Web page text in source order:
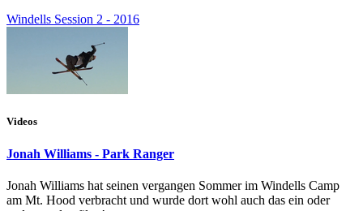
Windells Session 2 - 2016
Videos
Jonah Williams - Park Ranger
Jonah Williams hat seinen vergangen Sommer im Windells Camp
am Mt. Hood verbracht und wurde dort wohl auch das ein oder